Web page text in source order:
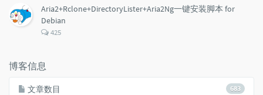
数：
Aria2+Rclone+DirectoryLister+Aria2Ng一键安装脚本 for
Debian
评
425
博客信息
683
文章数目